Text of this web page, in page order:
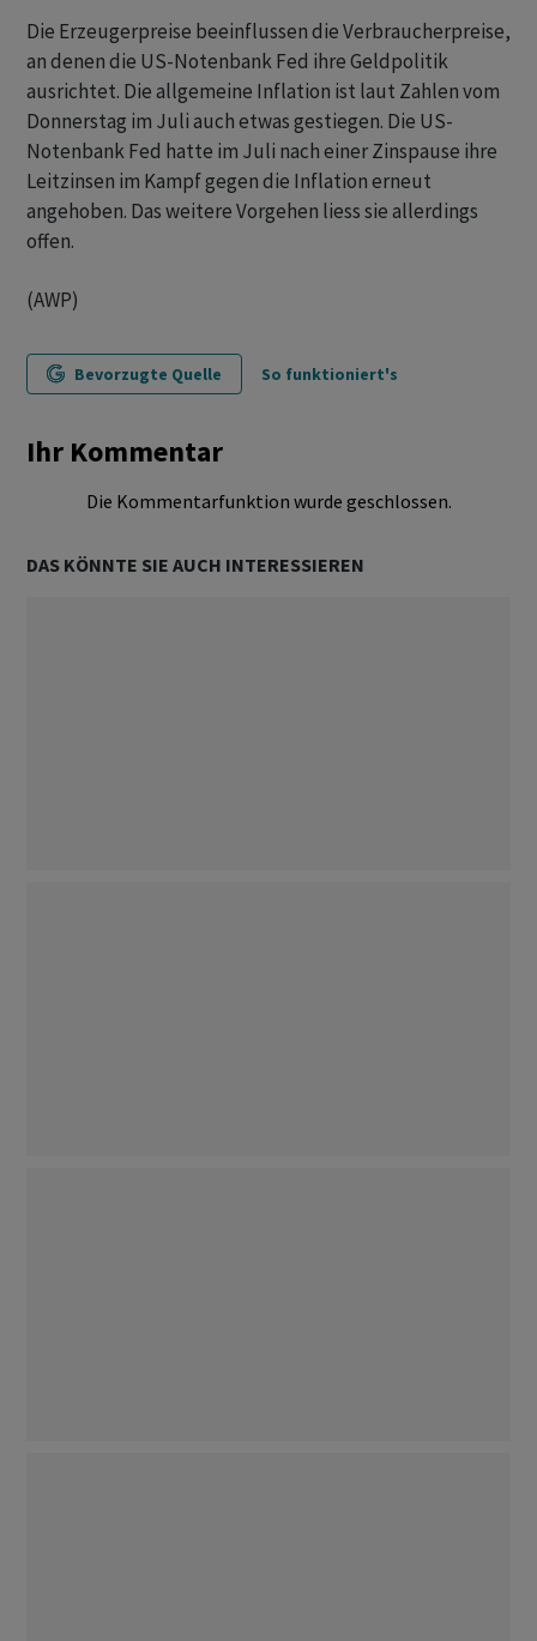
Die Erzeugerpreise beeinflussen die Verbraucherpreise,
an denen die US-Notenbank Fed ihre Geldpolitik
ausrichtet. Die allgemeine Inflation ist laut Zahlen vom
Donnerstag im Juli auch etwas gestiegen. Die US-
Notenbank Fed hatte im Juli nach einer Zinspause ihre
Leitzinsen im Kampf gegen die Inflation erneut
angehoben. Das weitere Vorgehen liess sie allerdings
offen.
(AWP)
Bevorzugte Quelle So funktioniert's
Ihr Kommentar
Die Kommentarfunktion wurde geschlossen.
DAS KÖNNTE SIE AUCH INTERESSIEREN